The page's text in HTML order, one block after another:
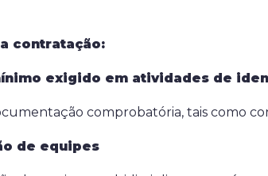
contratação:
exigido em atividades de
comprobatória, tais como
de equipes